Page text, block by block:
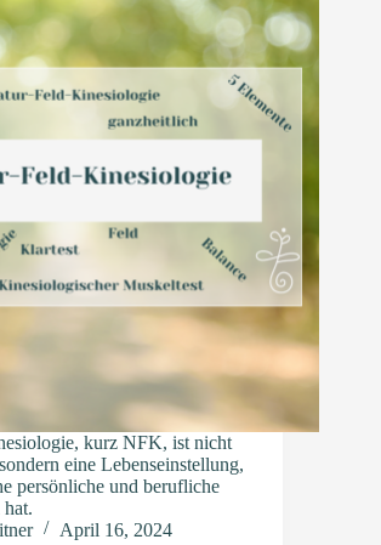
kurz NFK, ist nicht
eine Lebenseinstellung,
persönliche und berufliche
April 16, 2024